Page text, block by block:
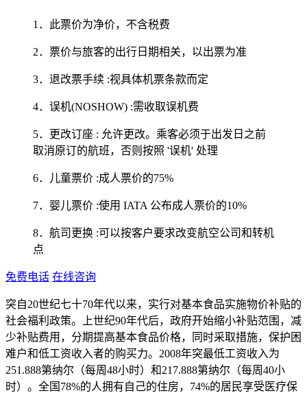
1．此票价为净价，不含税费
2．票价与旅客的出行日期相关，以出票为准
3．退改票手续 :视具体机票条款而定
4．误机(NOSHOW) :需收取误机费
5．更改订座 : 允许更改。乘客必须于出发日之前
取消原订的航班，否则按照 '误机' 处理
6．儿童票价 :成人票价的75%
7．婴儿票价 :使用 IATA 公布成人票价的10%
8．航司更换 :可以按客户要求改变航空公司和转机
点
免费电话 在线咨询
突自20世纪七十70年代以来，实行对基本食品实施物价补贴的
社会福利政策。上世纪90年代后，政府开始缩小补贴范围，减
少补贴费用，分期提高基本食品价格，同时采取措施，保护困
难户和低工资收入者的购买力。2008年突最低工资收入为
251.888第纳尔（每周48小时）和217.888第纳尔（每周40小
时）。全国78%的人拥有自己的住房，74%的居民享受医疗保